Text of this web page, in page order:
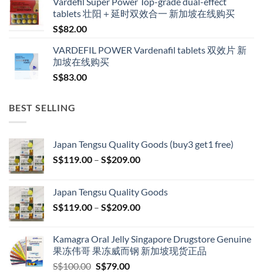
tablets 壮阳＋延时双效合一 新加坡在线购买
S$82.00
VARDEFIL POWER Vardenafil tablets 双效片 新
加坡在线购买
S$83.00
BEST SELLING
Japan Tengsu Quality Goods (buy3 get1 free)
S$119.00 – S$209.00Price
through
S$209.00
Japan Tengsu Quality Goods
S$119.00 – S$209.00Price
through
S$209.00
Kamagra Oral Jelly Singapore Drugstore Genuine
果冻伟哥 果冻威而钢 新加坡现货正品
S$100.00 Original
S$79.00Current